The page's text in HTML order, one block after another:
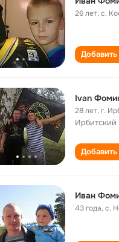
26 лет,с.
Ivan
28 лет,г.
Ирбитский
Иван
43 года,с.